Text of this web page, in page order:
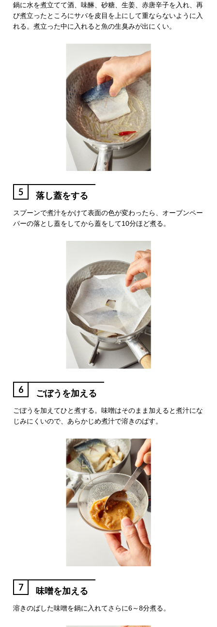
鍋に水を煮立てて酒、味醂、砂糖、生姜、赤唐辛子を入れ、再
び煮立ったところにサバを皮目を上にして重ならないように入
れる。煮立った中に入れると魚の生臭みが出にくい。
5 落し蓋をする
スプーンで煮汁をかけて表面の色が変わったら、オーブンペー
パーの落とし蓋をしてから蓋をして10分ほど煮る。
6 ごぼうを加える
ごぼうを加えてひと煮する。味噌はそのまま加えると煮汁にな
じみにくいので、あらかじめ煮汁で溶きのばす。
7 味噌を加える
溶きのばした味噌を鍋に入れてさらに6～8分煮る。